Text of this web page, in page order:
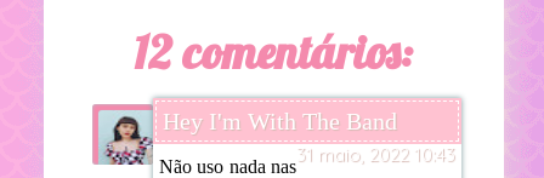
12 comentários:
Hey I'm With The Band
31 maio, 2022 10:43
Não uso nada nas